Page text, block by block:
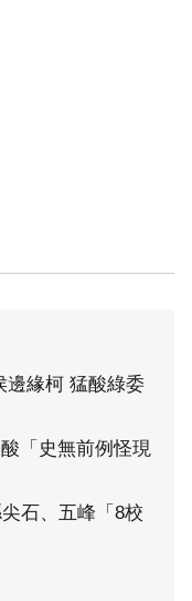
邊緣柯 猛酸綠委
石、五峰「8校